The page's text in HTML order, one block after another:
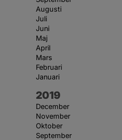
Augusti
Juli
Juni
Maj
April
Mars
Februari
Januari
År:
2019
December
November
Oktober
September